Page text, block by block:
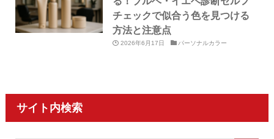
チェックで似合う色を見つける
方法と注意点
2026年6月17日 パーソナルカラー
サイト内検索